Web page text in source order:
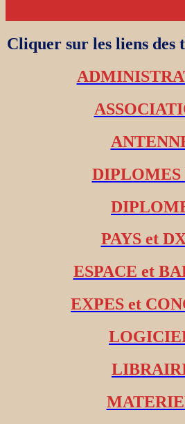
Cliquer sur les liens des
DIPLOMES
PAYS et
ESPACE et
EXPES et